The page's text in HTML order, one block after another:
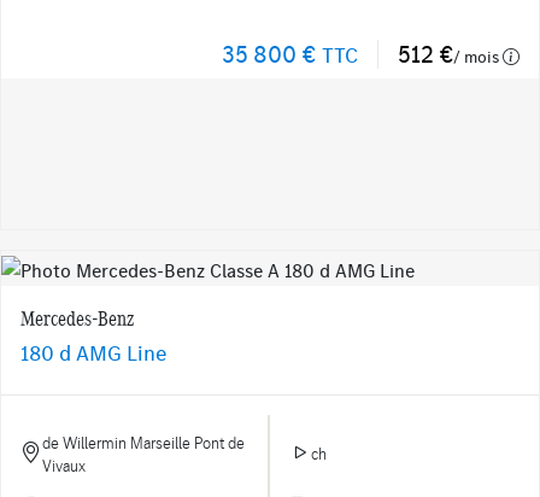
35 800 € TTC 512 €/ mois
Mercedes-Benz
180 d AMG Line
de Willermin Marseille Pont de
Vivaux
ch